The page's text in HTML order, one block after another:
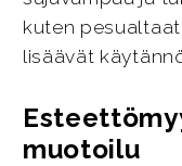
kuten
lisäävät
muotoilu